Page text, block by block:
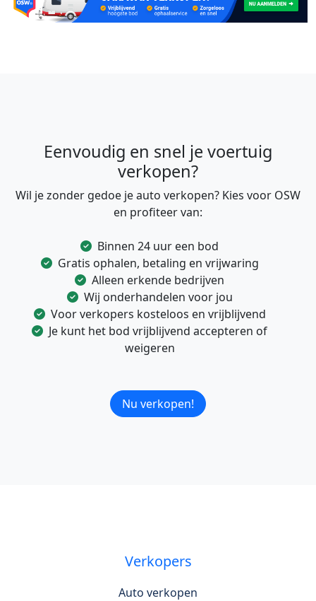
Eenvoudig en snel je voertuig
verkopen?
Wil je zonder gedoe je auto verkopen? Kies voor OSW
en profiteer van:
Binnen 24 uur een bod
Gratis ophalen, betaling en vrijwaring
Alleen erkende bedrijven
Wij onderhandelen voor jou
Voor verkopers kosteloos en vrijblijvend
Je kunt het bod vrijblijvend accepteren of
weigeren
Nu verkopen!
Verkopers
Auto verkopen